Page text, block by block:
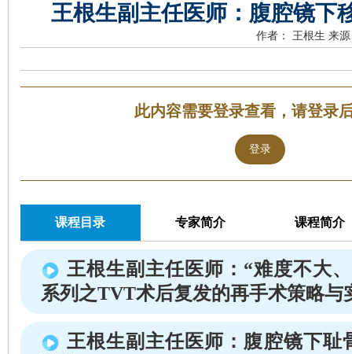
王根生副主任医师：腹腔镜下
作者： 王根生 来
此内容需要登录查看，请登录
登录
课程目录 专家简介 课程简介
王根生副主任医师：“难度不大
系列之TVT术后复发的再手术策略与
王根生副主任医师：腹腔镜下耻